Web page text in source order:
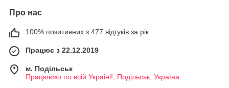
Про нас
100% позитивних з 477 відгуків за рік
Працює з 22.12.2019
м. Подільськ
Працюємо по всій Украіні!, Подільськ, Україна